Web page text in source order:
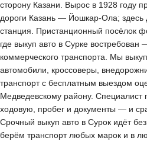
сторону Казани. Вырос в 1928 году
дороги Казань — Йошкар-Ола; здесь
станция. Пристанционный посёлок
где выкуп авто в Сурке
коммерческого транспорта. Мы
автомобили, кроссоверы,
транспорт с бесплатным выездом
Медведевскому району. Специалист
ходовую, пробег и документы — и
Срочный выкуп авто в Сурок идёт
берём транспорт любых марок и в